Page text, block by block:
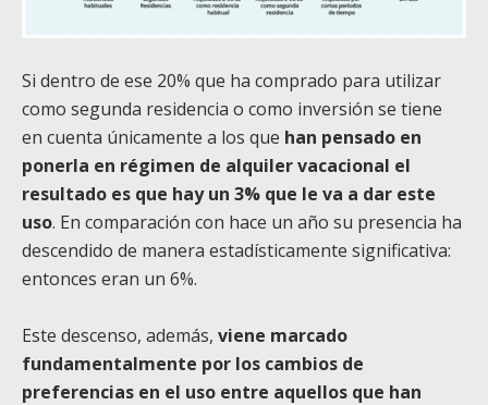
Si dentro de ese 20% que ha comprado para utilizar
como segunda residencia o como inversión se tiene
en cuenta únicamente a los que han pensado en
ponerla en régimen de alquiler vacacional el
resultado es que hay un 3% que le va a dar este
uso. En comparación con hace un año su presencia ha
descendido de manera estadísticamente significativa:
entonces eran un 6%.
Este descenso, además, viene marcado
fundamentalmente por los cambios de
preferencias en el uso entre aquellos que han